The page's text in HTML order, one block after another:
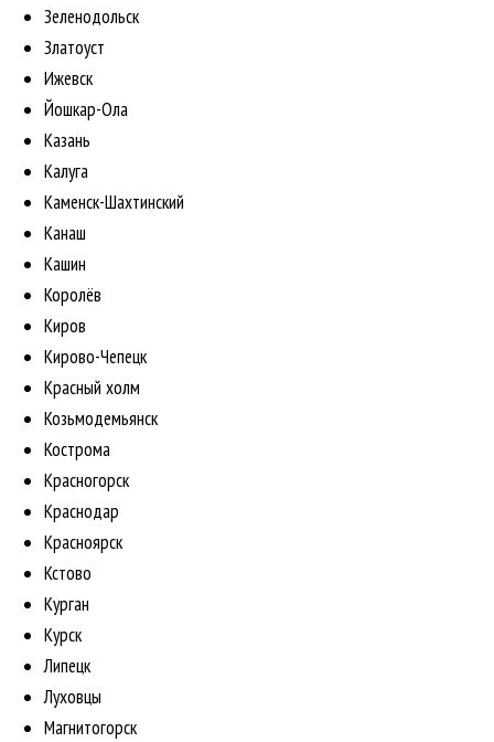
Зеленодольск
Златоуст
Ижевск
Йошкар-Ола
Казань
Калуга
Каменск-Шахтинский
Канаш
Кашин
Королёв
Киров
Кирово-Чепецк
Красный холм
Козьмодемьянск
Кострома
Красногорск
Краснодар
Красноярск
Кстово
Курган
Курск
Липецк
Луховцы
Магнитогорск